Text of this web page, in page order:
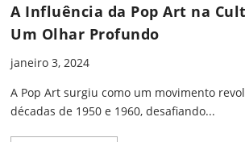
A Influência da Pop Art na
Um Olhar Profundo
janeiro 3, 2024
A Pop Art surgiu como um movimento
décadas de 1950 e 1960, desafiando...